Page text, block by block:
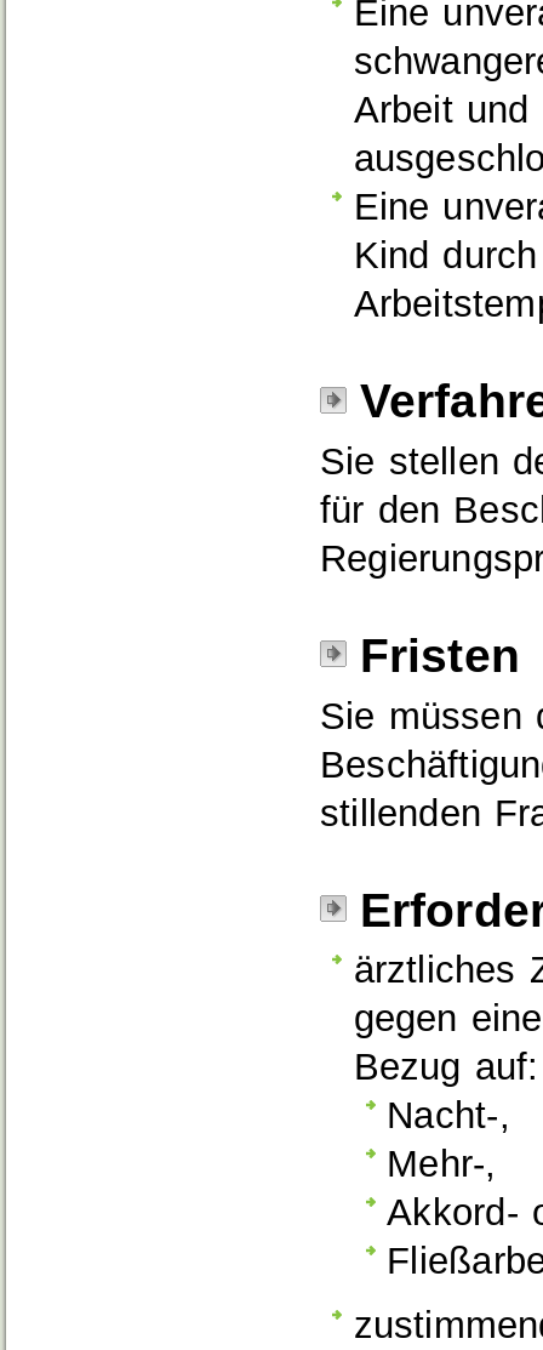
Eine
Arbeit und
Eine
Kind
Sie stellen
für den
Fristen
Sie müssen
stillenden
ärztliches
gegen
Bezug auf:
Nacht-,
Mehr-,
Akkord-